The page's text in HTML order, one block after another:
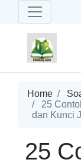
Home
25
dan Kunci
25